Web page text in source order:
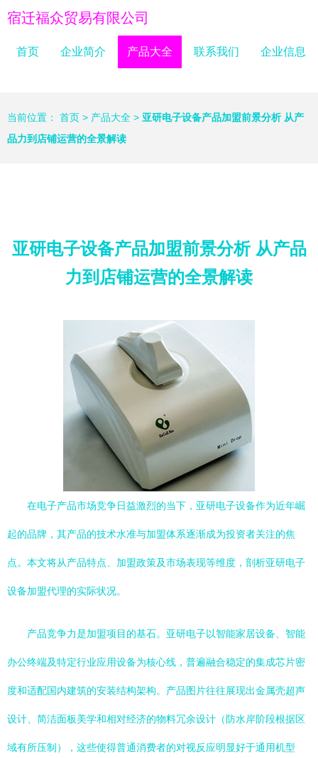
宿迁福众贸易有限公司
首页 企业简介 产品大全 联系我们 企业信息
当前位置： 首页 > 产品大全 > 亚研电子设备产品加盟前景分析 从产
品力到店铺运营的全景解读
亚研电子设备产品加盟前景分析 从产品
力到店铺运营的全景解读
在电子产品市场竞争日益激烈的当下，亚研电子设备作为近年崛
起的品牌，其产品的技术水准与加盟体系逐渐成为投资者关注的焦
点。本文将从产品特点、加盟政策及市场表现等维度，剖析亚研电子
设备加盟代理的实际状况。
产品竞争力是加盟项目的基石。亚研电子以智能家居设备、智能
办公终端及特定行业应用设备为核心线，普遍融合稳定的集成芯片密
度和适配国内建筑的安装结构架构。产品图片往往展现出金属壳超声
设计、简洁面板美学和相对经济的物料冗余设计（防水岸阶段根据区
域有所压制），这些使得普通消费者的对视反应明显好于通用机型